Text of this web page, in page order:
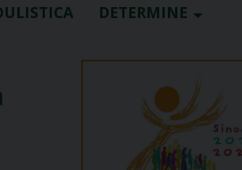
DETERMINE